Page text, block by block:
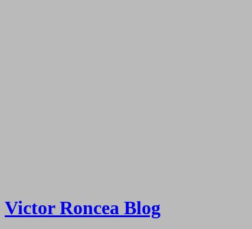
Victor Roncea Blog